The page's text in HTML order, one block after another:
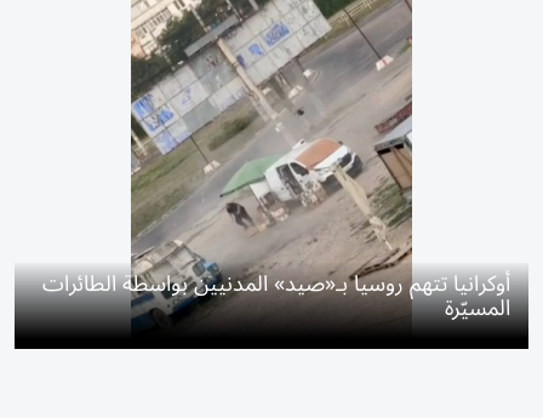
أوكرانيا تتهم روسيا بـ«صيد» المدنيين بواسطة الطائرات
المسيّرة